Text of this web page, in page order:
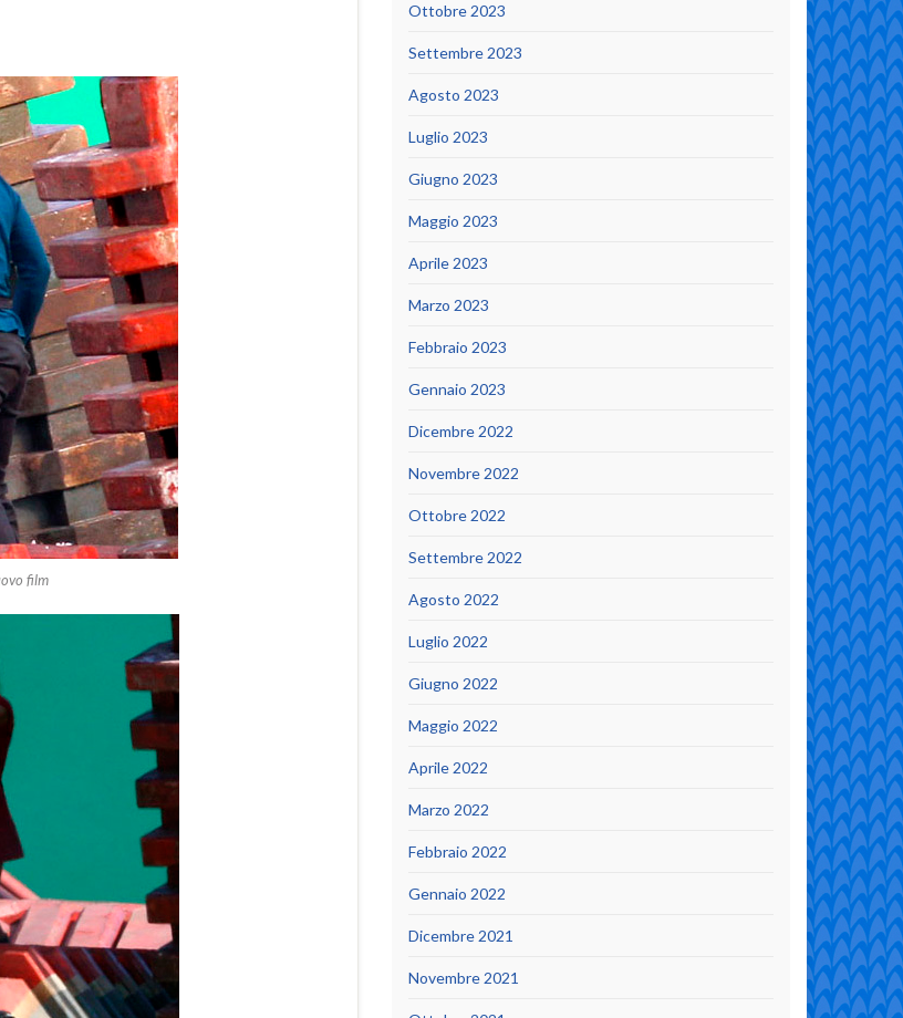
film
Ottobre 2023
Settembre 2023
Agosto 2023
Luglio 2023
Giugno 2023
Maggio 2023
Aprile 2023
Marzo 2023
Febbraio 2023
Gennaio 2023
Dicembre 2022
Novembre 2022
Ottobre 2022
Settembre 2022
Agosto 2022
Luglio 2022
Giugno 2022
Maggio 2022
Aprile 2022
Marzo 2022
Febbraio 2022
Gennaio 2022
Dicembre 2021
Novembre 2021